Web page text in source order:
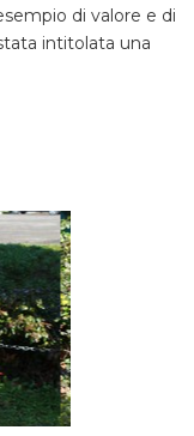
di valore e di
intitolata una